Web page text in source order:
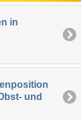
in
und